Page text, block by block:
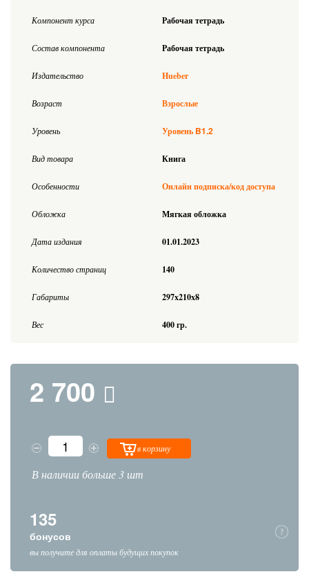
Компонент курса Рабочая тетрадь
Состав компонента Рабочая тетрадь
Издательство Hueber
Возраст Взрослые
Уровень Уровень B1.2
Вид товара Книга
Особенности Онлайн подписка/код доступа
Обложка Мягкая обложка
Дата издания 01.01.2023
Количество страниц 140
Габариты 297x210x8
Вес 400 гр.
2 700
в корзину
В наличии больше 3 шт
135
бонусов
вы получите для оплаты будущих покупок